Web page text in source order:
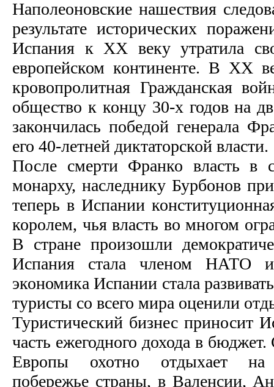
Наполеоновские нашествия
результате исторических
Испания к ХХ веку утратила
европейском континенте. В ХХ
кровопролитная Гражданская
общество к концу 30-х годов на
закончилась победой генерала
его 40-летней диктаторской власти.
После смерти Франко власть в
монарху, наследнику Бурбонов
теперь в Испании
королем, чья власть во многом
В стране произошли
Испания стала членом
экономика Испании стала
туристы со всего мира оценили
Туристический бизнес приносит
часть ежегодного дохода в
Европы охотно отдыхает на
побережье страны, в Валенсии,